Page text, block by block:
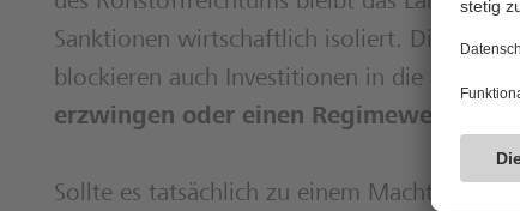
Sanktionen wirtschaftlich isoliert. Die
blockieren auch Investitionen in die
erzwingen oder einen Regimewechsel
Sollte es tatsächlich zu einem